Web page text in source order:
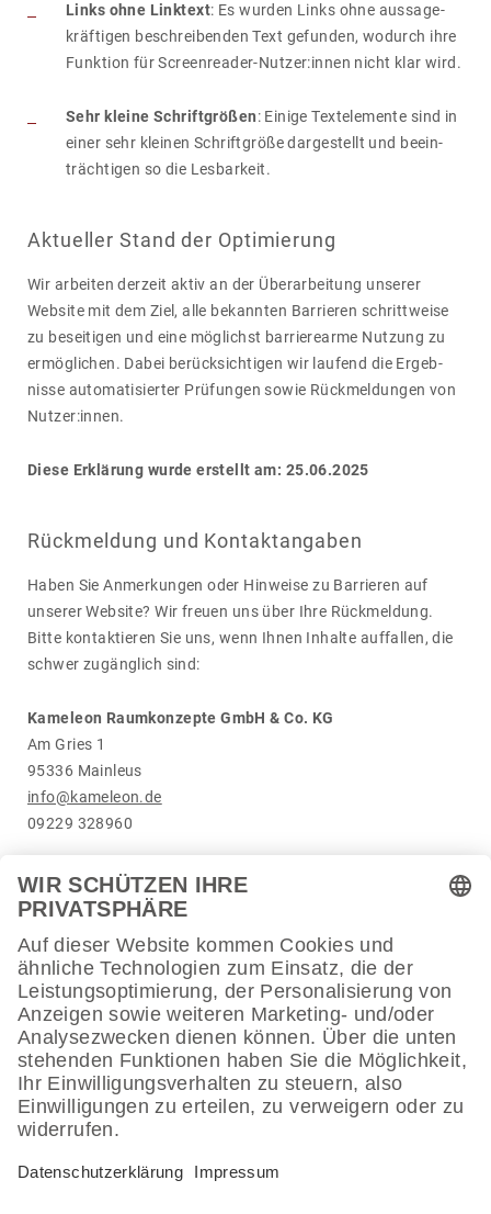
Links ohne Linktext: Es wurden Links ohne aussa­ge­
kräf­tigen beschrei­benden Text gefunden, wodurch ihre
Funk­tion für Screen­re­ader-Nutzer:innen nicht klar wird.
Sehr kleine Schriftgrößen: Einige Text­e­le­mente sind in
einer sehr kleinen Schrift­größe darge­stellt und beein­
träch­tigen so die Lesbar­keit.
Aktueller Stand der Optimierung
Wir arbeiten derzeit aktiv an der Überar­bei­tung unserer
Website mit dem Ziel, alle bekannten Barrieren schritt­weise
zu besei­tigen und eine möglichst barrie­re­arme Nutzung zu
ermög­li­chen. Dabei berück­sich­tigen wir laufend die Ergeb­
nisse auto­ma­ti­sierter Prüfungen sowie Rück­mel­dungen von
Nutzer:innen.
Diese Erklärung wurde erstellt am: 25.06.2025
Rückmeldung und Kontaktangaben
Haben Sie Anmer­kungen oder Hinweise zu Barrieren auf
unserer Website? Wir freuen uns über Ihre Rück­mel­dung.
Bitte kontak­tieren Sie uns, wenn Ihnen Inhalte auffallen, die
schwer zugäng­lich sind:
Kameleon Raumkonzepte GmbH & Co. KG
Am Gries 1
95336 Main­leus
info@kameleon.de
09229 328960
Wir bemühen uns, Ihre Anfrage schnellst­mög­lich zu beant­
worten – spätes­tens jedoch inner­halb der gesetz­li­chen Frist
Marktüberwachungsstelle der Länder für die
Barrierefreiheit von Produkten und Dienstleistungen
Carl-Miller-Str. 6, 39112 Magde­burg
Telefon: +49 391 567 6970
E-Mail: kontakt@mlbf-barrie­re­frei.de